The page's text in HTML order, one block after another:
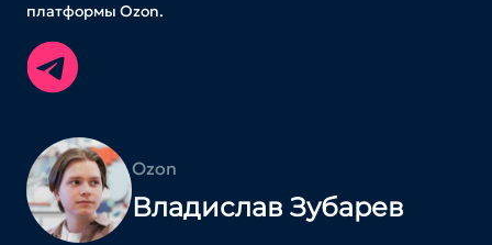
платформы Ozon.
Ozon
Владислав Зубарев